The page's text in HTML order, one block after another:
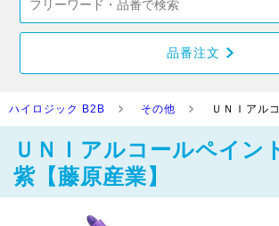
品番注文
ハイロジック B2B その他 ＵＮＩアル
ＵＮＩアルコールペイン
紫【藤原産業】